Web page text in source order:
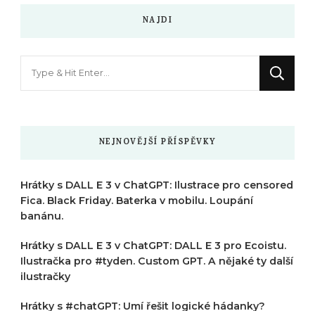
NAJDI
NEJNOVĚJŠÍ PŘÍSPĚVKY
Hrátky s DALL E 3 v ChatGPT: Ilustrace pro censored
Fica. Black Friday. Baterka v mobilu. Loupání
banánu.
Hrátky s DALL E 3 v ChatGPT: DALL E 3 pro Ecoistu.
Ilustračka pro #tyden. Custom GPT. A nějaké ty další
ilustračky
Hrátky s #chatGPT: Umí řešit logické hádanky?